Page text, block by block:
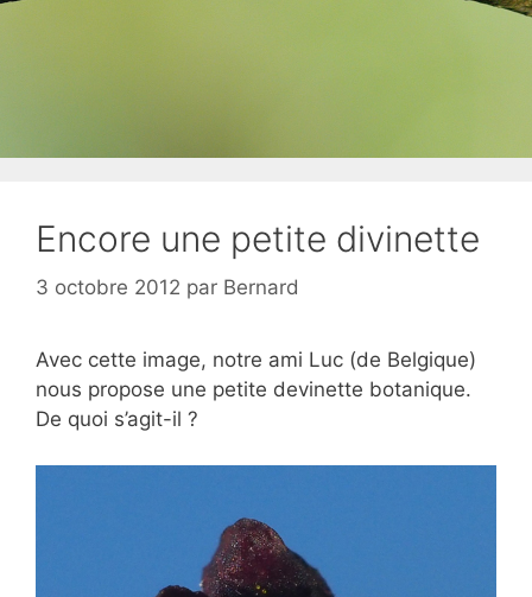
Encore une petite divinette
3 octobre 2012 par Bernard
Avec cette image, notre ami Luc (de Belgique)
nous propose une petite devinette botanique.
De quoi s’agit-il ?